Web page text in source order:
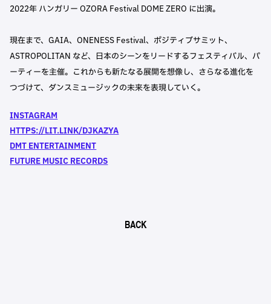
2022年 ハンガリー OZORA Festival DOME ZERO に出演。
現在まで、GAIA、ONENESS Festival、ポジティブサミット、
ASTROPOLITAN など、日本のシーンをリードするフェスティバル、パ
ーティーを主催。これからも新たなる展開を想像し、さらなる進化を
つづけて、ダンスミュージックの未来を表現していく。
INSTAGRAM
HTTPS://LIT.LINK/DJKAZYA
DMT ENTERTAINMENT
FUTURE MUSIC RECORDS
BACK